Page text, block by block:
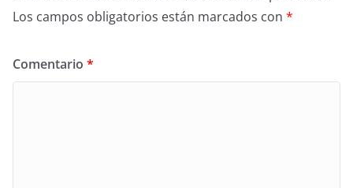
Los campos obligatorios están marcados con *
Comentario *